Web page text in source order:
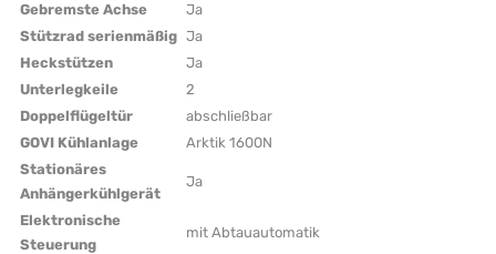
Gebremste Achse
Ja
Stützrad serienmäßig Ja
Heckstützen
Ja
Unterlegkeile
2
Doppelflügeltür
abschließbar
GOVI Kühlanlage
Arktik 1600N
Stationäres
Anhängerkühlgerät
Ja
Elektronische
Steuerung
mit Abtauautomatik